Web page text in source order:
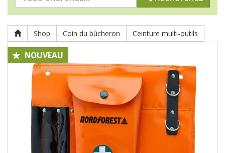
Shop Coin du bûcheron Ceinture multi-outils
NOUVEAU